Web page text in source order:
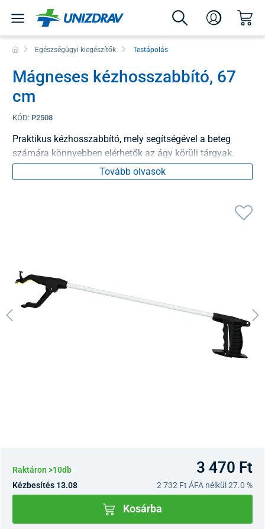
Egészségügyi kiegészítők Testápolás
Mágneses kézhosszabbító, 67
cm
KÓD: P2508
Praktikus kézhosszabbító, mely segítségével a beteg
számára könnyebben elérhetők az ágy körüli tárgyak.
Tovább olvasok
Raktáron >10db 3 470 Ft
Kézbesítés 13.08 2 732 Ft ÁFA nélkül 27.0 %
Kosárba